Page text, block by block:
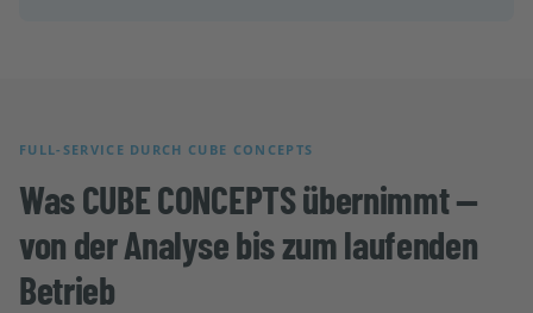
FULL-SERVICE DURCH CUBE CONCEPTS
Was CUBE CONCEPTS übernimmt —
von der Analyse bis zum laufenden
Betrieb